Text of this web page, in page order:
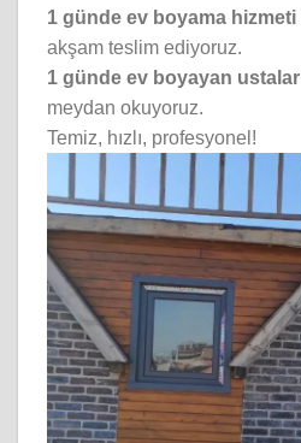
1 günde ev boyama hizmeti
akşam teslim ediyoruz.
1 günde ev boyayan ustalar
meydan okuyoruz.
Temiz, hızlı, profesyonel!